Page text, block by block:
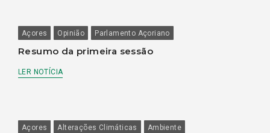
Açores Opinião Parlamento Açoriano
Resumo da primeira sessão
LER NOTÍCIA
Açores Alterações Climáticas Ambiente